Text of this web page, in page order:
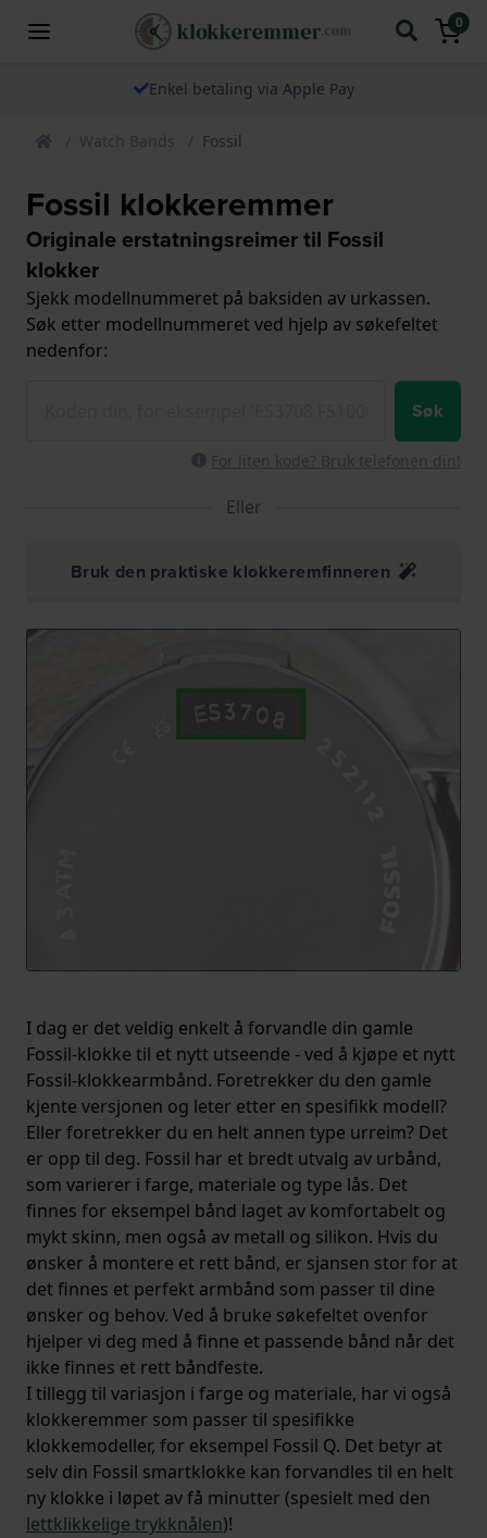
0
Enkel betaling via Apple Pay
Watch Bands Fossil
Fossil klokkeremmer
Originale erstatningsreimer til Fossil
klokker
Sjekk modellnummeret på baksiden av urkassen.
Søk etter modellnummeret ved hjelp av søkefeltet
nedenfor:
Søk
For liten kode? Bruk telefonen din!
Eller
Bruk den praktiske klokkeremfinneren
I dag er det veldig enkelt å forvandle din gamle
Fossil-klokke til et nytt utseende - ved å kjøpe et nytt
Fossil-klokkearmbånd. Foretrekker du den gamle
kjente versjonen og leter etter en spesifikk modell?
Eller foretrekker du en helt annen type urreim? Det
er opp til deg. Fossil har et bredt utvalg av urbånd,
som varierer i farge, materiale og type lås. Det
finnes for eksempel bånd laget av komfortabelt og
mykt skinn, men også av metall og silikon. Hvis du
ønsker å montere et rett bånd, er sjansen stor for at
det finnes et perfekt armbånd som passer til dine
ønsker og behov. Ved å bruke søkefeltet ovenfor
hjelper vi deg med å finne et passende bånd når det
ikke finnes et rett båndfeste.
I tillegg til variasjon i farge og materiale, har vi også
klokkeremmer som passer til spesifikke
klokkemodeller, for eksempel Fossil Q. Det betyr at
selv din Fossil smartklokke kan forvandles til en helt
ny klokke i løpet av få minutter (spesielt med den
lettklikkelige trykknålen)!